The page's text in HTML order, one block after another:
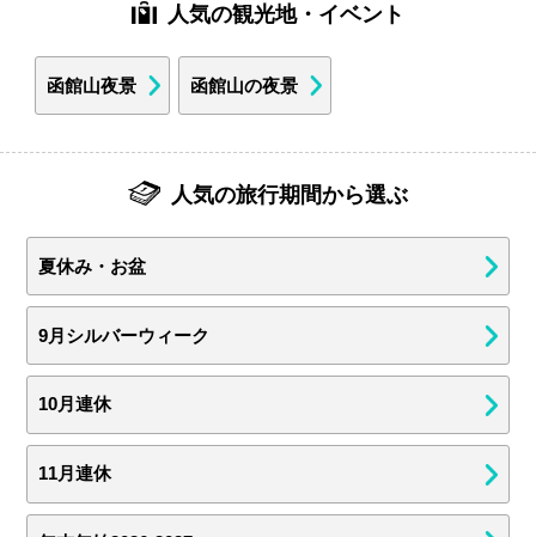
人気の観光地・イベント
函館山夜景 函館山の夜景
人気の旅行期間から選ぶ
夏休み・お盆
9月シルバーウィーク
10月連休
11月連休